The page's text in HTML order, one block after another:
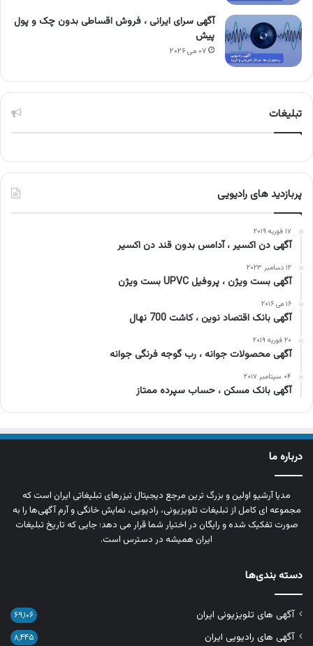
آگهی سرای ایرانی ، فروش اقساطی بدون چک و پول
پیش
۰۷ می ۲۰۲۶
تبلیغات
پربازدید های رادیویی
۱۷ فوریه ۲۰۱۹
آگهی دن اکسیر ، آدامس‌ بدون قند دن اکسیر
۱۲ دسامبر ۲۰۲۳
آگهی بست ویژن ، پروفیل UPVC بست ویژن
۱۶ می ۲۰۱۶
آگهی بانک اقتصاد نوین ، کاشت 700 نهال
۲۰ فوریه ۲۰۱۹
آگهی محصولات جوانه ، رب گوجه فرنگی جوانه
۰۴ سپتامبر ۲۰۱۷
آگهی بانک مسکن ، حساب سپرده ممتاز
درباره ما
مدیا آرشیو اولین و بزرگ‌ ترین مرجع دیجیتال تیزرهای تبلیغاتی ایران است که
مجموعه‌ ای کامل از تبلیغات تلویزیونی، رادیویی، نمایش خانگی و آرم‌ آگهی‌ها را به‌
صورت تفکیک‌ شده و رایگان در اختیار شما قرار می‌ دهد؛ جایی که تاریخ تبلیغات
ایران همیشه در دسترس است.
دسته بندی‌ها
آگهی های تلویزیونی ایران ۶۹,۱۰۶
آگهی های رادیویی ایران ۸,۴۴۵